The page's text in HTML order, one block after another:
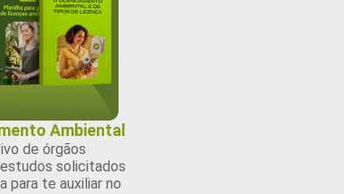
Ambiental
de órgãos
solicitados
para te auxiliar no